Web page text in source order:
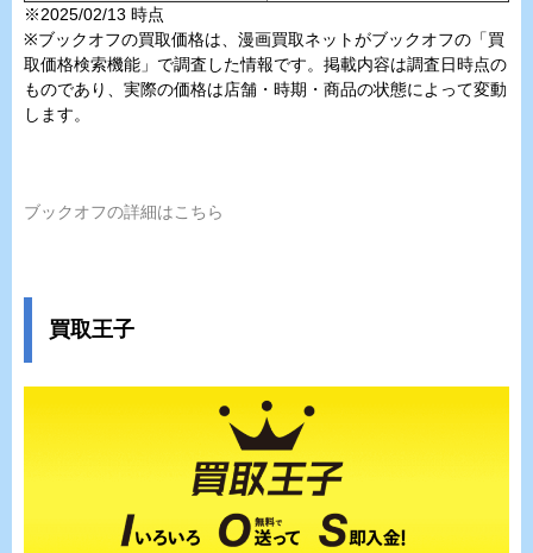
※2025/02/13 時点
※ブックオフの買取価格は、漫画買取ネットがブックオフの「買
取価格検索機能」で調査した情報です。掲載内容は調査日時点の
ものであり、実際の価格は店舗・時期・商品の状態によって変動
します。
ブックオフの詳細はこちら
買取王子